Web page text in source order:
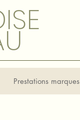
Prestations marques